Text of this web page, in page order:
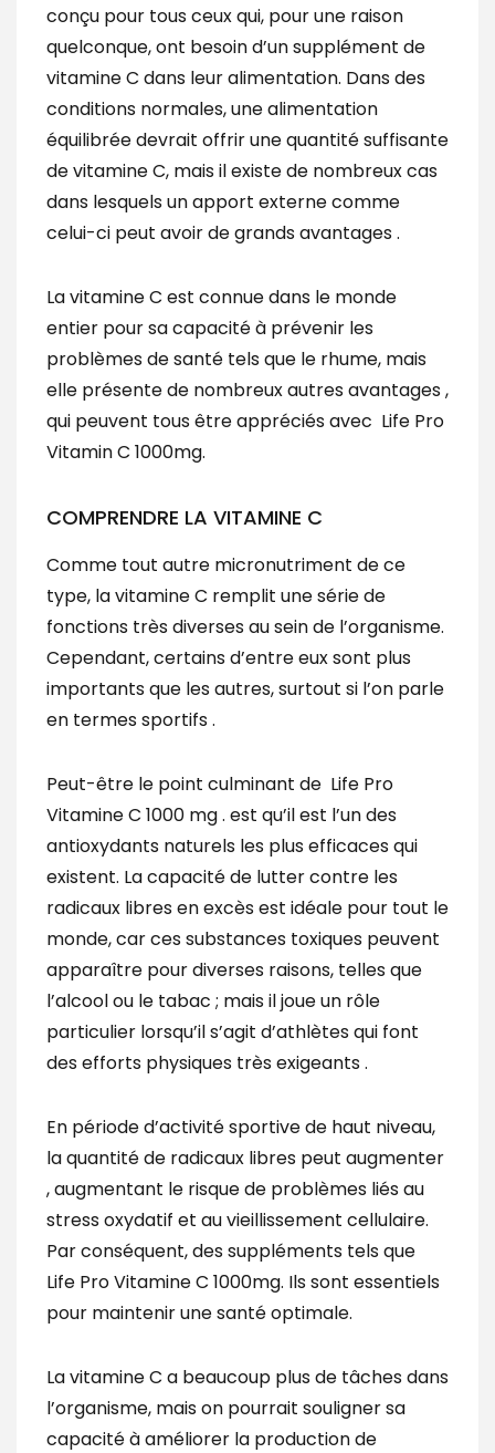
conçu pour tous ceux qui, pour une raison
quelconque, ont besoin d’un supplément de
vitamine C dans leur alimentation. Dans des
conditions normales, une alimentation
équilibrée devrait offrir une quantité suffisante
de vitamine C, mais il existe de nombreux cas
dans lesquels un apport externe comme
celui-ci peut avoir de grands avantages .
La vitamine C est connue dans le monde
entier pour sa capacité à prévenir les
problèmes de santé tels que le rhume, mais
elle présente de nombreux autres avantages ,
qui peuvent tous être appréciés avec Life Pro
Vitamin C 1000mg.
COMPRENDRE LA VITAMINE C
Comme tout autre micronutriment de ce
type, la vitamine C remplit une série de
fonctions très diverses au sein de l’organisme.
Cependant, certains d’entre eux sont plus
importants que les autres, surtout si l’on parle
en termes sportifs .
Peut-être le point culminant de Life Pro
Vitamine C 1000 mg . est qu’il est l’un des
antioxydants naturels les plus efficaces qui
existent. La capacité de lutter contre les
radicaux libres en excès est idéale pour tout le
monde, car ces substances toxiques peuvent
apparaître pour diverses raisons, telles que
l’alcool ou le tabac ; mais il joue un rôle
particulier lorsqu’il s’agit d’athlètes qui font
des efforts physiques très exigeants .
En période d’activité sportive de haut niveau,
la quantité de radicaux libres peut augmenter
, augmentant le risque de problèmes liés au
stress oxydatif et au vieillissement cellulaire.
Par conséquent, des suppléments tels que
Life Pro Vitamine C 1000mg. Ils sont essentiels
pour maintenir une santé optimale.
La vitamine C a beaucoup plus de tâches dans
l’organisme, mais on pourrait souligner sa
capacité à améliorer la production de